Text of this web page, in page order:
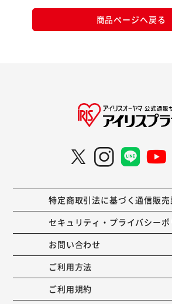
商品ページへ戻る
特定商取引法に基づく通信販
セキュリティ・プライバシーポ
お問い合わせ
ご利用方法
ご利用規約